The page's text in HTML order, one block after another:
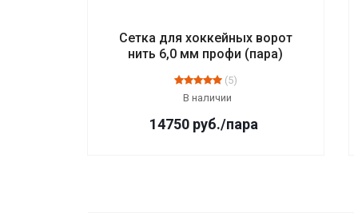
Сетка для хоккейных ворот
нить 6,0 мм профи (пара)
(5)
В наличии
14750 руб./пара